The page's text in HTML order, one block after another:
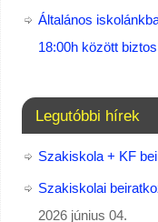
Általános
18:00h között
Legutóbbi hírek
Szakiskola + KF
Szakiskolai
2026 június 04.